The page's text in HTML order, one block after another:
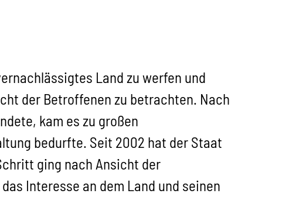
Land zu werfen und
der Betroffenen zu betrachten. Nach
kam es zu großen
bedurfte. Seit 2002 hat der Staat
ging nach Ansicht der
Interesse an dem Land und seinen